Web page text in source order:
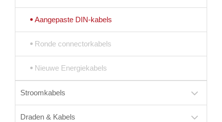
Aangepaste DIN-kabels
Ronde connectorkabels
Nieuwe Energiekabels
Stroomkabels
Draden & Kabels